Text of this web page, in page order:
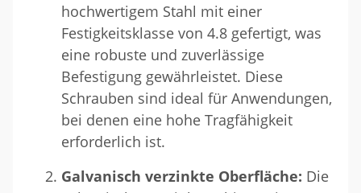
hochwertigem Stahl mit einer
Festigkeitsklasse von 4.8 gefertigt, was
eine robuste und zuverlässige
Befestigung gewährleistet. Diese
Schrauben sind ideal für Anwendungen,
bei denen eine hohe Tragfähigkeit
erforderlich ist.
Galvanisch verzinkte Oberfläche: Die